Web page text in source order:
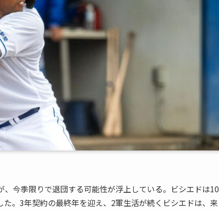
今季限りで退団する可能性が浮上している。ビシエドは10
。3年契約の最終年を迎え、2軍生活が続くビシエドは、来